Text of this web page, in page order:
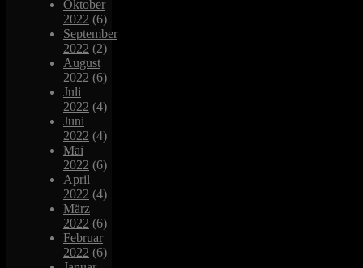
Oktober
2022 (6)
September
2022 (2)
August
2022 (6)
Juli
2022 (4)
Juni
2022 (4)
Mai
2022 (6)
April
2022 (4)
März
2022 (6)
Februar
2022 (6)